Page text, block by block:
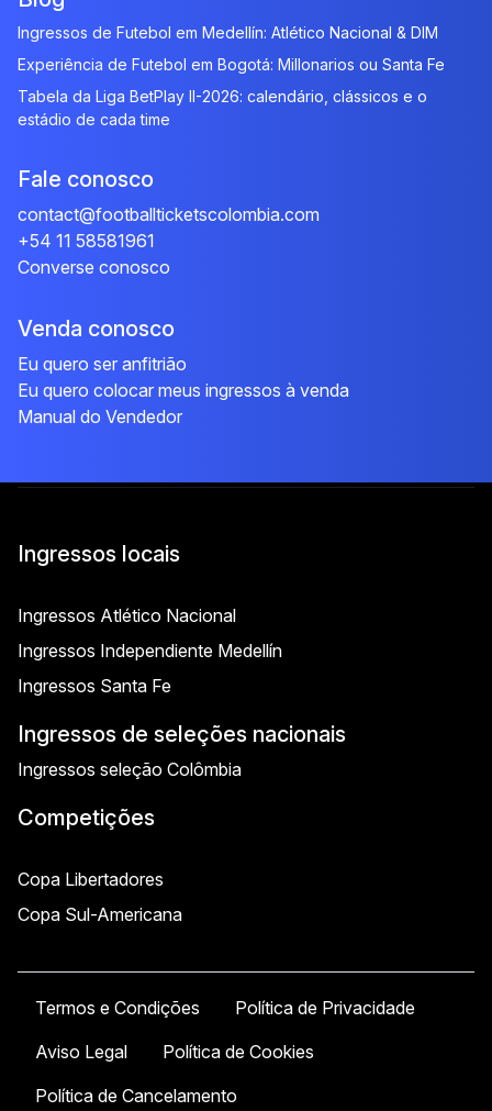
Ingressos de Futebol em Medellín: Atlético Nacional & DIM
Experiência de Futebol em Bogotá: Millonarios ou Santa Fe
Tabela da Liga BetPlay II-2026: calendário, clássicos e o
estádio de cada time
Fale conosco
contact@footballticketscolombia.com
+54 11 58581961
Converse conosco
Venda conosco
Eu quero ser anfitrião
Eu quero colocar meus ingressos à venda
Manual do Vendedor
Ingressos locais
Ingressos Atlético Nacional
Ingressos Independiente Medellín
Ingressos Santa Fe
Ingressos de seleções nacionais
Ingressos seleção Colômbia
Competições
Copa Libertadores
Copa Sul-Americana
Termos e Condições
Política de Privacidade
Aviso Legal
Política de Cookies
Política de Cancelamento